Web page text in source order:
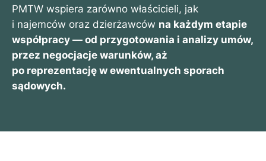
PMTW wspiera zarówno właścicieli, jak
i najemców oraz dzierżawców na każdym etapie
współpracy — od przygotowania i analizy umów,
przez negocjacje warunków, aż
po reprezentację w ewentualnych sporach
sądowych.